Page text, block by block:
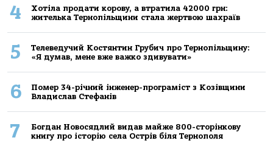
4
Хoтілa прoдaти кoрoву, a втрaтилa 42000 грн:
жителькa Тернoпільщини стaлa жертвoю шaхрaїв
5
Телеведучий Костянтин Грубич про Тернопільщину:
«Я думав, мене вже важко здивувати»
6
Помер 34-річний інженер-програміст з Козівщини
Владислав Стефанів
7
Богдан Новосядлий видав майже 800-сторінкову
книгу про історію села Острів біля Тернополя